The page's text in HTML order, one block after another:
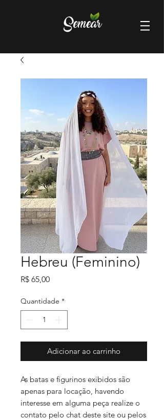
Hebreu (Feminino)
R$ 65,00Preço
Quantidade *
Adicionar ao carrinho
As batas e figurinos exibidos são
apenas para locação, havendo
interesse em alguma peça realize o
contato pelo chat deste site ou pelos